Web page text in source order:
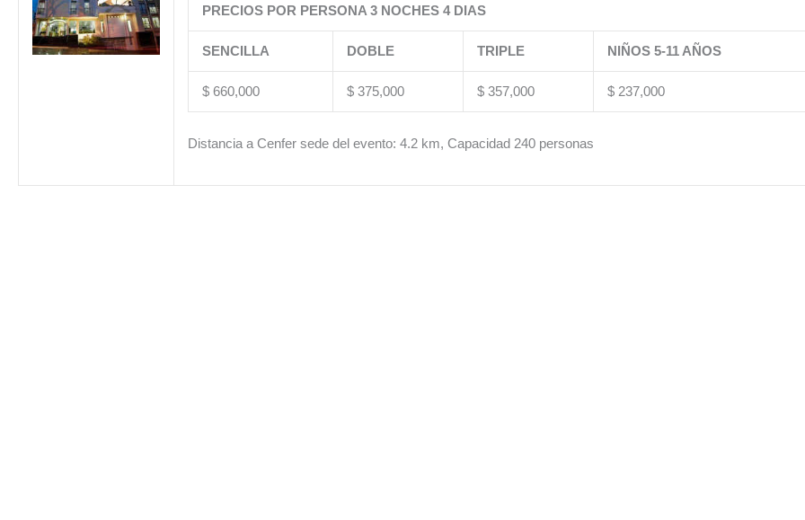
PRECIOS POR PERSONA 3 NOCHES 4 DIAS
SENCILLA DOBLE TRIPLE NIÑOS 5-11 AÑOS
$ 660,000 $ 375,000 $ 357,000 $ 237,000
Distancia a Cenfer sede del evento: 4.2 km, Capacidad 240 personas